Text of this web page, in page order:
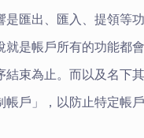
是匯出、匯入、提領等
就是帳戶所有的功能都
結束為止。而以及名下
帳戶」，以防止特定帳